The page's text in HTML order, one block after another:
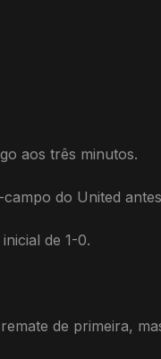
aos três minutos.
do United
de 1-0.
de primeira,